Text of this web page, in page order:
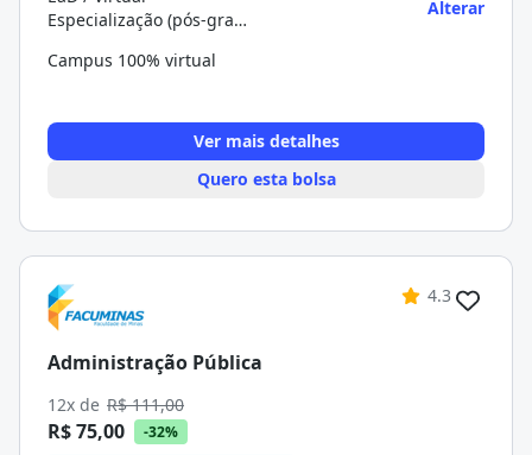
Especialização (pós-graduação)
Alterar
Campus 100% virtual
Ver mais detalhes
Quero esta bolsa
4.3
Administração Pública
12x de R$ 111,00
R$ 75,00 -32%